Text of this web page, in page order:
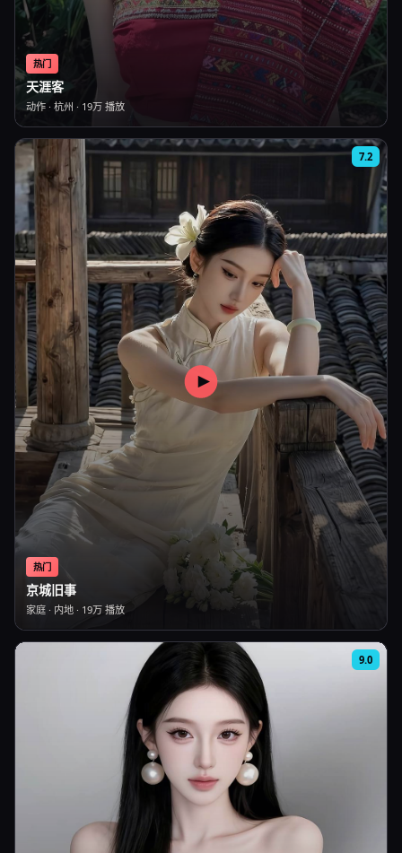
热门
天涯客
动作 · 杭州 · 19万 播放
7.2
热门
京城旧事
家庭 · 内地 · 19万 播放
9.0